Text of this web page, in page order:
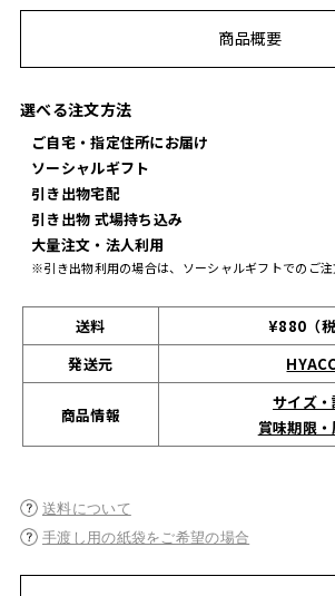
商品概要
選べる注文方法
ご自宅・指定住所にお届け
ソーシャルギフト
引き出物宅配
引き出物 式場持ち込み
大量注文・法人利用
※引き出物利用の場合は、ソーシャルギフトでのご注
送料
¥880（税
発送元
商品情報
サイズ
賞味期限
送料について
手渡し用の紙袋をご希望の場合